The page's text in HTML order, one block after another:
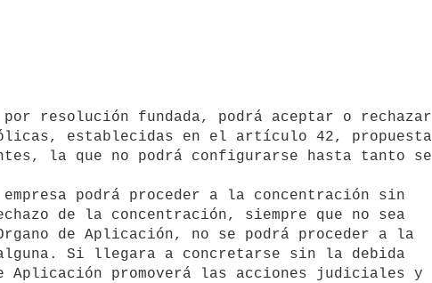
establecidas en el artículo 42, propuesta
la que no podrá configurarse hasta tanto se
podrá proceder a la concentración sin
de la concentración, siempre que no sea
de Aplicación, no se podrá proceder a la
Si llegara a concretarse sin la debida
Aplicación promoverá las acciones judiciales y